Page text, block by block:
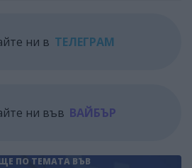
ни в ТЕЛЕГРАМ
ни във ВАЙБЪР
ПО ТЕМАТА ВЪВ